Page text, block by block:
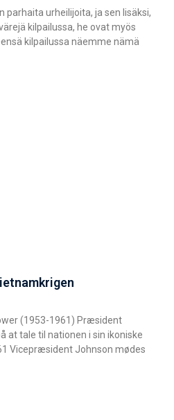
parhaita urheilijoita, ja sen lisäksi,
kilpailussa, he ovat myös
kilpailussa näemme nämä
(1953-1961) Præsident
at tale til nationen i sin ikoniske
Vicepræsident Johnson mødes